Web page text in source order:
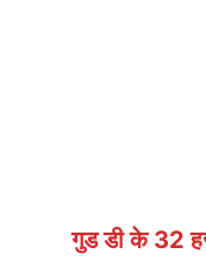
गुड डी के 32